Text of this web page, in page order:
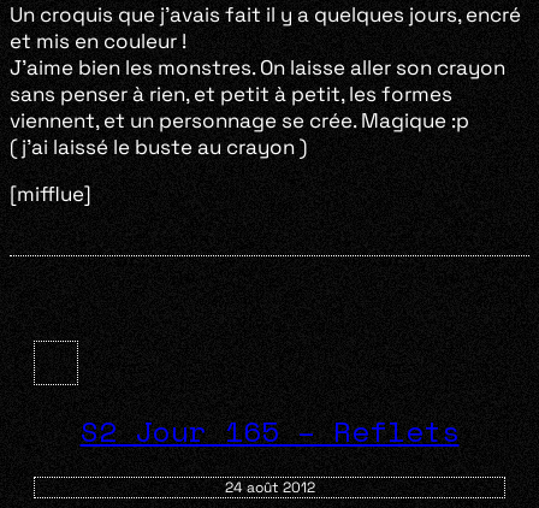
Un croquis que j’avais fait il y a quelques jours, encré
et mis en couleur !
J’aime bien les monstres. On laisse aller son crayon
sans penser à rien, et petit à petit, les formes
viennent, et un personnage se crée. Magique :p
( j’ai laissé le buste au crayon )
[mifflue]
S2 Jour 165 – Reflets
24 août 2012